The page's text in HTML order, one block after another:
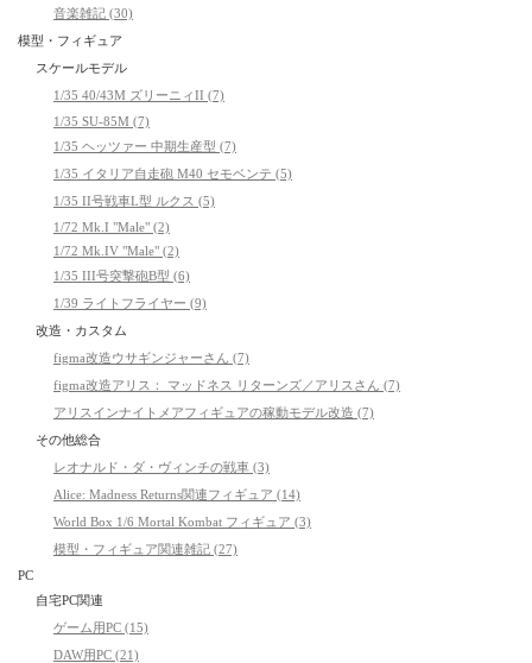
音楽雑記 (30)
模型・フィギュア
スケールモデル
1/35 40/43M ズリーニィII (7)
1/35 SU-85M (7)
1/35 ヘッツァー 中期生産型 (7)
1/35 イタリア自走砲 M40 セモベンテ (5)
1/35 II号戦車L型 ルクス (5)
1/72 Mk.I "Male" (2)
1/72 Mk.IV "Male" (2)
1/35 III号突撃砲B型 (6)
1/39 ライトフライヤー (9)
改造・カスタム
figma改造ウサギンジャーさん (7)
figma改造アリス： マッドネス リターンズ／アリスさん (7)
アリスインナイトメアフィギュアの稼動モデル改造 (7)
その他総合
レオナルド・ダ・ヴィンチの戦車 (3)
Alice: Madness Returns関連フィギュア (14)
World Box 1/6 Mortal Kombat フィギュア (3)
模型・フィギュア関連雑記 (27)
PC
自宅PC関連
ゲーム用PC (15)
DAW用PC (21)